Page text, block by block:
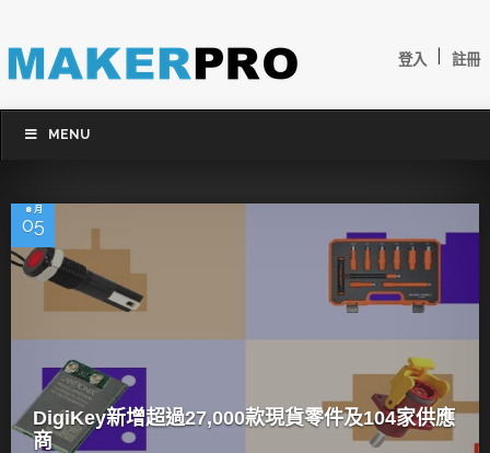
登入 註冊
MENU
8 月
05
DigiKey新增超過27,000款現貨零件及104家供應
商